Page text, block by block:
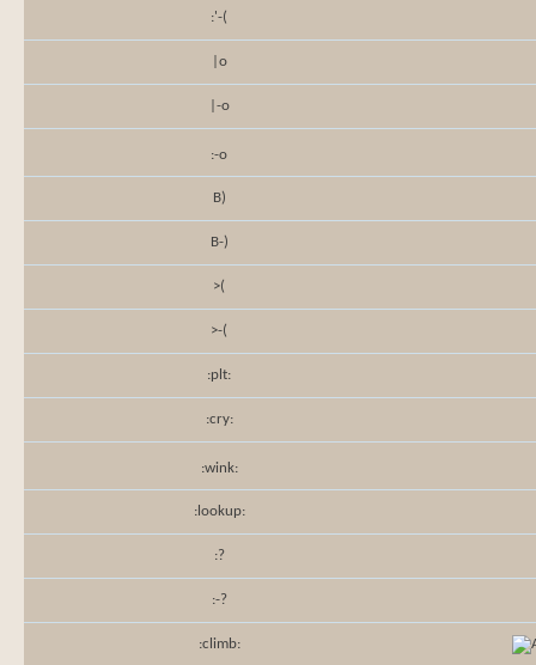
:'-(
|o
|-o
:-o
B)
B-)
>(
>-(
:plt:
:cry:
:wink:
:lookup:
:?
:-?
:climb: